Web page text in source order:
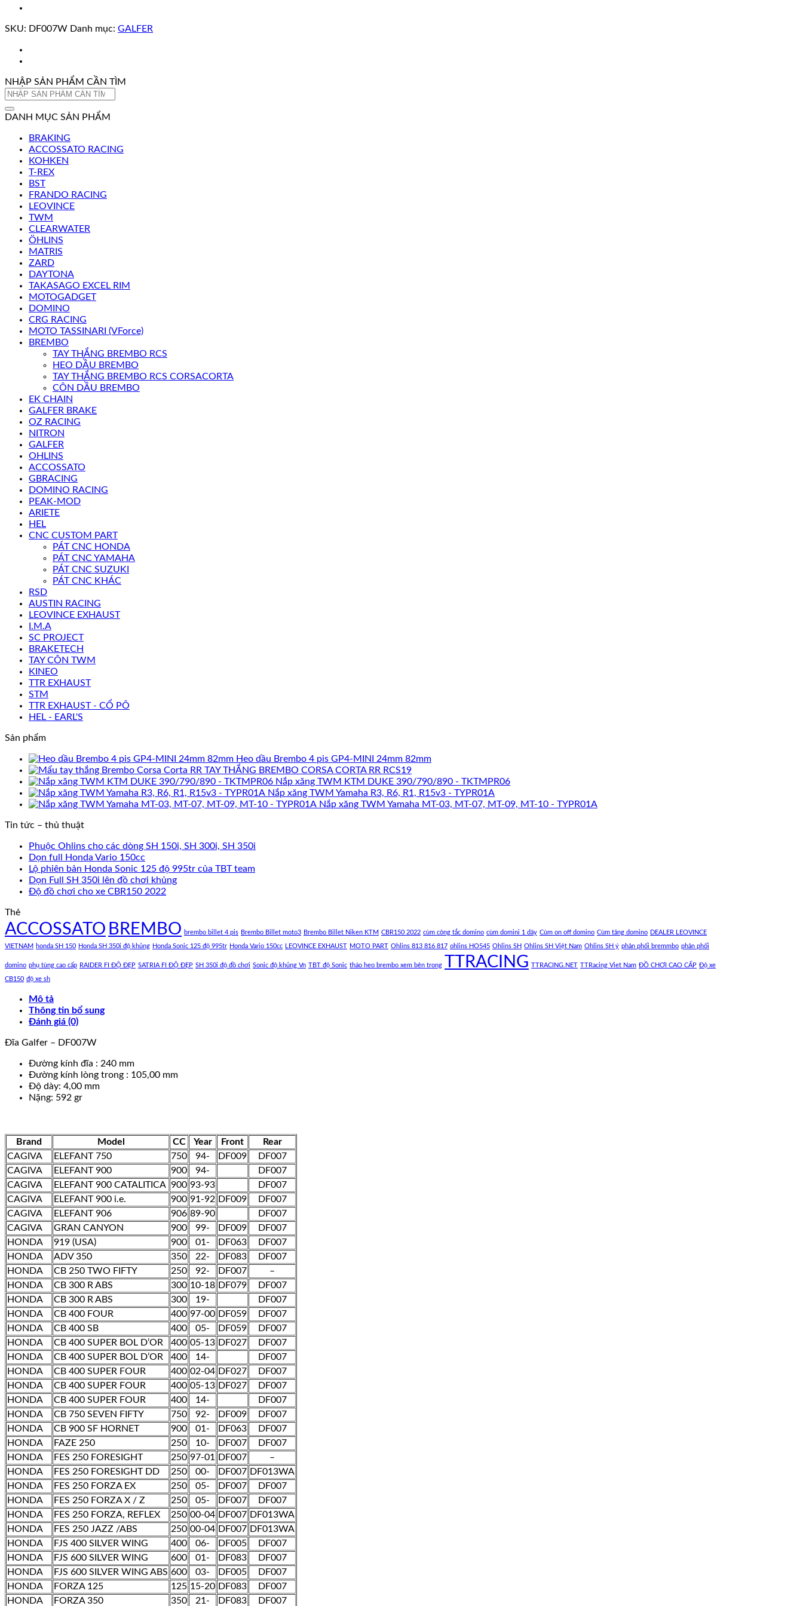
SKU: DF007W Danh mục: GALFER
NHẬP SẢN PHẨM CẦN TÌM
Tìm
DANH MỤC SẢN PHẨM
BRAKING
ACCOSSATO RACING
KOHKEN
T-REX
BST
FRANDO RACING
LEOVINCE
TWM
CLEARWATER
ÖHLINS
MATRIS
ZARD
DAYTONA
TAKASAGO EXCEL RIM
MOTOGADGET
DOMINO
CRG RACING
MOTO TASSINARI (VForce)
BREMBO
TAY THẮNG BREMBO RCS
HEO DẦU BREMBO
TAY THẮNG BREMBO RCS CORSACORTA
CÔN DẦU BREMBO
EK CHAIN
GALFER BRAKE
OZ RACING
NITRON
GALFER
OHLINS
ACCOSSATO
GBRACING
DOMINO RACING
PEAK-MOD
ARIETE
HEL
CNC CUSTOM PART
PÁT CNC HONDA
PÁT CNC YAMAHA
PÁT CNC SUZUKI
PÁT CNC KHÁC
RSD
AUSTIN RACING
LEOVINCE EXHAUST
I.M.A
SC PROJECT
BRAKETECH
TAY CÔN TWM
KINEO
TTR EXHAUST
STM
TTR EXHAUST - CỔ PÔ
HEL - EARL'S
Sản phẩm
Heo dầu Brembo 4 pis GP4-MINI 24mm 82mm
TAY THẮNG BREMBO CORSA CORTA RR RCS19
Nắp xăng TWM KTM DUKE 390/790/890 - TKTMPR06
Nắp xăng TWM Yamaha R3, R6, R1, R15v3 - TYPR01A
Nắp xăng TWM Yamaha MT-03, MT-07, MT-09, MT-10 - TYPR01A
Tin tức – thủ thuật
Phuộc Ohlins cho các dòng SH 150i, SH 300i, SH 350i
Dọn full Honda Vario 150cc
Lộ phiên bản Honda Sonic 125 độ 995tr của TBT team
Dọn Full SH 350i lên đồ chơi khủng
Độ đồ chơi cho xe CBR150 2022
Thẻ
ACCOSSATO BREMBO brembo billet 4 pis Brembo Billet moto3 Brembo Billet Niken KTM CBR150 2022 cùm công tắc domino cùm domini 1 dây Cùm on off domino Cùm tăng domino DEALER LEOVINCE
VIETNAM honda SH 150 Honda SH 350i độ khủng Honda Sonic 125 độ 995tr Honda Vario 150cc LEOVINCE EXHAUST MOTO PART Ohlins 813 816 817 ohlins HO545 Ohlins SH Ohlins SH Việt Nam Ohlins SH ý phân phối bremmbo phân phối
domino phụ tùng cao cấp RAIDER FI ĐỘ ĐẸP SATRIA FI ĐỘ ĐẸP SH 350i độ đồ chơi Sonic độ khủng Vn TBT độ Sonic tháo heo brembo xem bên trong TTRACING TTRACING.NET TTRacing Viet Nam ĐỒ CHƠI CAO CẤP Độ xe
CB150 độ xe sh
Mô tả
Thông tin bổ sung
Đánh giá (0)
Đĩa Galfer – DF007W
Đường kính đĩa : 240 mm
Đường kính lòng trong : 105,00 mm
Độ dày: 4,00 mm
Nặng: 592 gr
Brand Model CC Year Front
Rear
CAGIVA
ELEFANT 750 750 94- DF009
DF007
CAGIVA
ELEFANT 900 900 94-
DF007
CAGIVA
ELEFANT 900 CATALITICA 900 93-93
DF007
CAGIVA
ELEFANT 900 i.e. 900 91-92 DF009
DF007
CAGIVA
ELEFANT 906 906 89-90
DF007
CAGIVA
GRAN CANYON 900 99- DF009
DF007
HONDA
919 (USA) 900 01- DF063
DF007
HONDA
ADV 350 350 22- DF083
DF007
HONDA
CB 250 TWO FIFTY 250 92- DF007
–
HONDA
CB 300 R ABS 300 10-18 DF079
DF007
HONDA
CB 300 R ABS 300 19-
DF007
HONDA
CB 400 FOUR 400 97-00 DF059
DF007
HONDA
CB 400 SB 400 05- DF059
DF007
HONDA
CB 400 SUPER BOL D’OR 400 05-13 DF027
DF007
HONDA
CB 400 SUPER BOL D’OR 400 14-
DF007
HONDA
CB 400 SUPER FOUR 400 02-04 DF027
DF007
HONDA
CB 400 SUPER FOUR 400 05-13 DF027
DF007
HONDA
CB 400 SUPER FOUR 400 14-
DF007
HONDA
CB 750 SEVEN FIFTY 750 92- DF009
DF007
HONDA
CB 900 SF HORNET 900 01- DF063
DF007
HONDA
FAZE 250 250 10- DF007
DF007
HONDA
FES 250 FORESIGHT 250 97-01 DF007
–
HONDA
FES 250 FORESIGHT DD 250 00- DF007 DF013WA
HONDA
FES 250 FORZA EX 250 05- DF007
DF007
HONDA
FES 250 FORZA X / Z 250 05- DF007
DF007
HONDA
FES 250 FORZA, REFLEX 250 00-04 DF007 DF013WA
HONDA
FES 250 JAZZ /ABS 250 00-04 DF007 DF013WA
HONDA
FJS 400 SILVER WING 400 06- DF005
DF007
HONDA
FJS 600 SILVER WING 600 01- DF083
DF007
HONDA
FJS 600 SILVER WING ABS 600 03- DF005
DF007
HONDA
FORZA 125 125 15-20 DF083
DF007
HONDA
FORZA 350 350 21- DF083 DF007